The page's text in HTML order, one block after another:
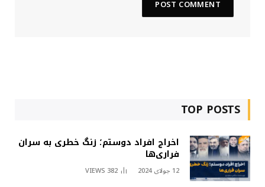
TOP POSTS
اخراج افراد دوستم؛ زنگ خطری به سران
فراری‌ها
12 جولای 2024 382
VIEWS